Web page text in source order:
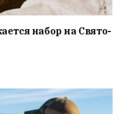
набор на Свято-